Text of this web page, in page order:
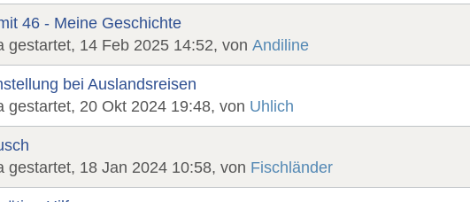
46 - Meine Geschichte
gestartet, 14 Feb 2025 14:52, von Andiline
bei Auslandsreisen
gestartet, 20 Okt 2024 19:48, von Uhlich
gestartet, 18 Jan 2024 10:58, von Fischländer